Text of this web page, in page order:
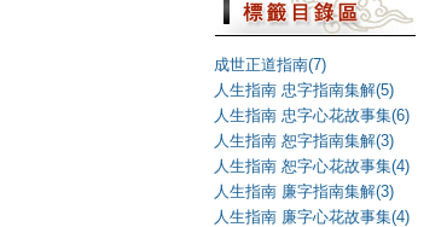
成世正道指南(7)
人生指南 忠字指南集解(5)
人生指南 忠字心花故事集(6)
人生指南 恕字指南集解(3)
人生指南 恕字心花故事集(4)
人生指南 廉字指南集解(3)
人生指南 廉字心花故事集(4)